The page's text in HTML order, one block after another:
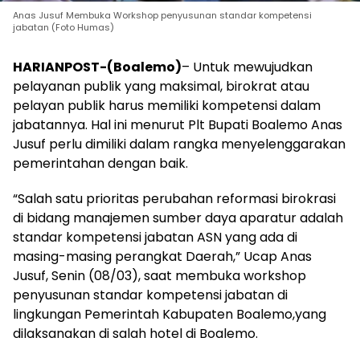
Anas Jusuf Membuka Workshop penyusunan standar kompetensi
jabatan (Foto Humas)
HARIANPOST-(Boalemo)– Untuk mewujudkan
pelayanan publik yang maksimal, birokrat atau
pelayan publik harus memiliki kompetensi dalam
jabatannya. Hal ini menurut Plt Bupati Boalemo Anas
Jusuf perlu dimiliki dalam rangka menyelenggarakan
pemerintahan dengan baik.
“Salah satu prioritas perubahan reformasi birokrasi
di bidang manajemen sumber daya aparatur adalah
standar kompetensi jabatan ASN yang ada di
masing-masing perangkat Daerah,” Ucap Anas
Jusuf, Senin (08/03), saat membuka workshop
penyusunan standar kompetensi jabatan di
lingkungan Pemerintah Kabupaten Boalemo,yang
dilaksanakan di salah hotel di Boalemo.